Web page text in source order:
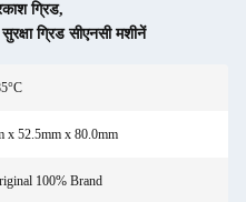
ग्रिड,
ग्रिड सीएनसी मशीनें
x 52.5mm x 80.0mm
100% Brand